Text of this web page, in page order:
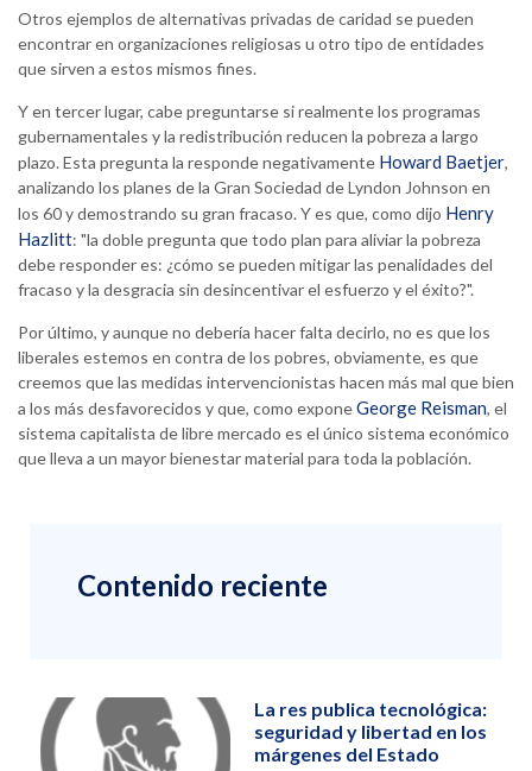
Otros ejemplos de alternativas privadas de caridad se pueden
encontrar en organizaciones religiosas u otro tipo de entidades
que sirven a estos mismos fines.
Y en tercer lugar, cabe preguntarse si realmente los programas
gubernamentales y la redistribución reducen la pobreza a largo
plazo. Esta pregunta la responde negativamente Howard Baetjer,
analizando los planes de la Gran Sociedad de Lyndon Johnson en
los 60 y demostrando su gran fracaso. Y es que, como dijo Henry
Hazlitt: "la doble pregunta que todo plan para aliviar la pobreza
debe responder es: ¿cómo se pueden mitigar las penalidades del
fracaso y la desgracia sin desincentivar el esfuerzo y el éxito?".
Por último, y aunque no debería hacer falta decirlo, no es que los
liberales estemos en contra de los pobres, obviamente, es que
creemos que las medidas intervencionistas hacen más mal que bien
a los más desfavorecidos y que, como exponeGeorge Reisman, el
sistema capitalista de libre mercado es el único sistema económico
que lleva a un mayor bienestar material para toda la población.
Contenido reciente
La res publica tecnológica:
seguridad y libertad en los
márgenes del Estado